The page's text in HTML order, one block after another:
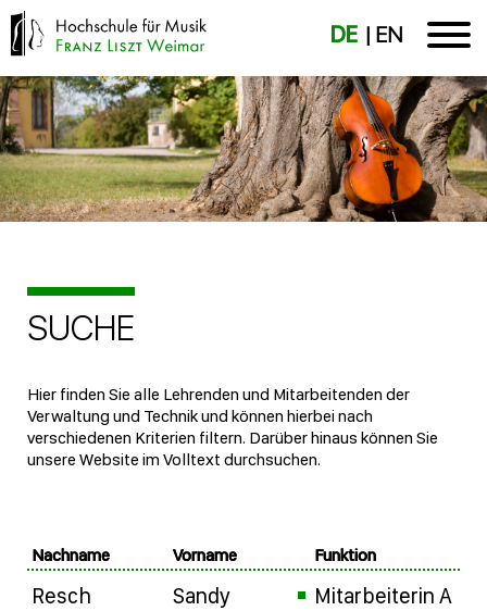
DE EN
SUCHE
Hier finden Sie alle Lehrenden und Mitarbeitenden der
Verwaltung und Technik und können hierbei nach
verschiedenen Kriterien filtern. Darüber hinaus können Sie
unsere Website im Volltext durchsuchen.
Nachname Vorname Funktion
Resch Sandy
Mitarbeiterin A